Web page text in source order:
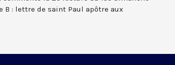
B : lettre de saint Paul apôtre aux